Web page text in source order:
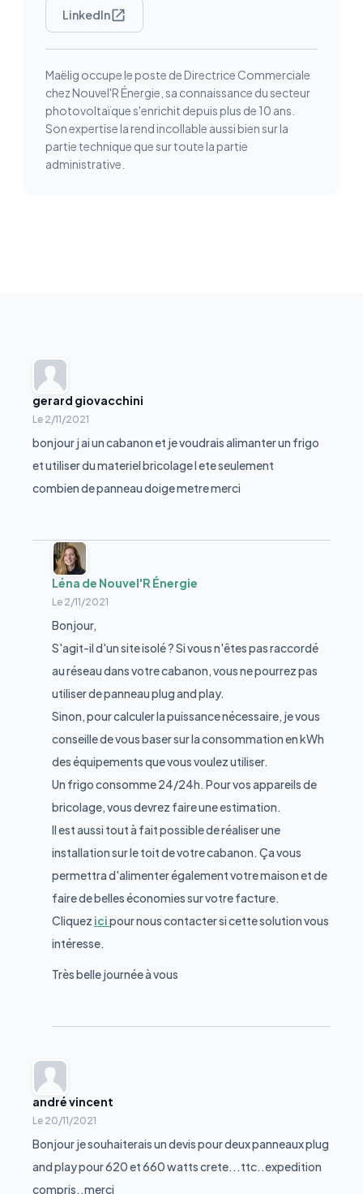
LinkedIn
Maëlig occupe le poste de Directrice Commerciale
chez Nouvel'R Énergie, sa connaissance du secteur
photovoltaïque s'enrichit depuis plus de 10 ans.
Son expertise la rend incollable aussi bien sur la
partie technique que sur toute la partie
administrative.
gerard giovacchini
Le 2/11/2021
bonjour j ai un cabanon et je voudrais alimanter un frigo
et utiliser du materiel bricolage l ete seulement
combien de panneau doige metre merci
Léna de Nouvel'R Énergie
Le 2/11/2021
Bonjour,
S'agit-il d'un site isolé ? Si vous n'êtes pas raccordé
au réseau dans votre cabanon, vous ne pourrez pas
utiliser de panneau plug and play.
Sinon, pour calculer la puissance nécessaire, je vous
conseille de vous baser sur la consommation en kWh
des équipements que vous voulez utiliser.
Un frigo consomme 24/24h. Pour vos appareils de
bricolage, vous devrez faire une estimation.
Il est aussi tout à fait possible de réaliser une
installation sur le toit de votre cabanon. Ça vous
permettra d'alimenter également votre maison et de
faire de belles économies sur votre facture.
Cliquez icipour nous contacter si cette solution vous
intéresse.
Très belle journée à vous
andré vincent
Le 20/11/2021
Bonjour je souhaiterais un devis pour deux panneaux plug
and play pour 620 et 660 watts crete...ttc..expedition
compris..merci